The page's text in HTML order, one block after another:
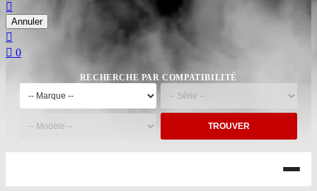

Annuler

 0
RECHERCHE PAR COMPATIBILITÉ
TROUVER